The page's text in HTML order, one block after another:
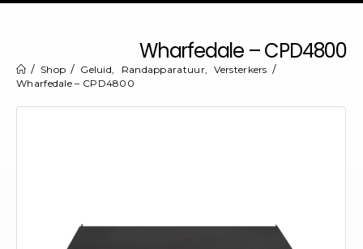
Wharfedale – CPD4800
Shop Geluid, Randapparatuur,
Versterkers
Wharfedale – CPD4800